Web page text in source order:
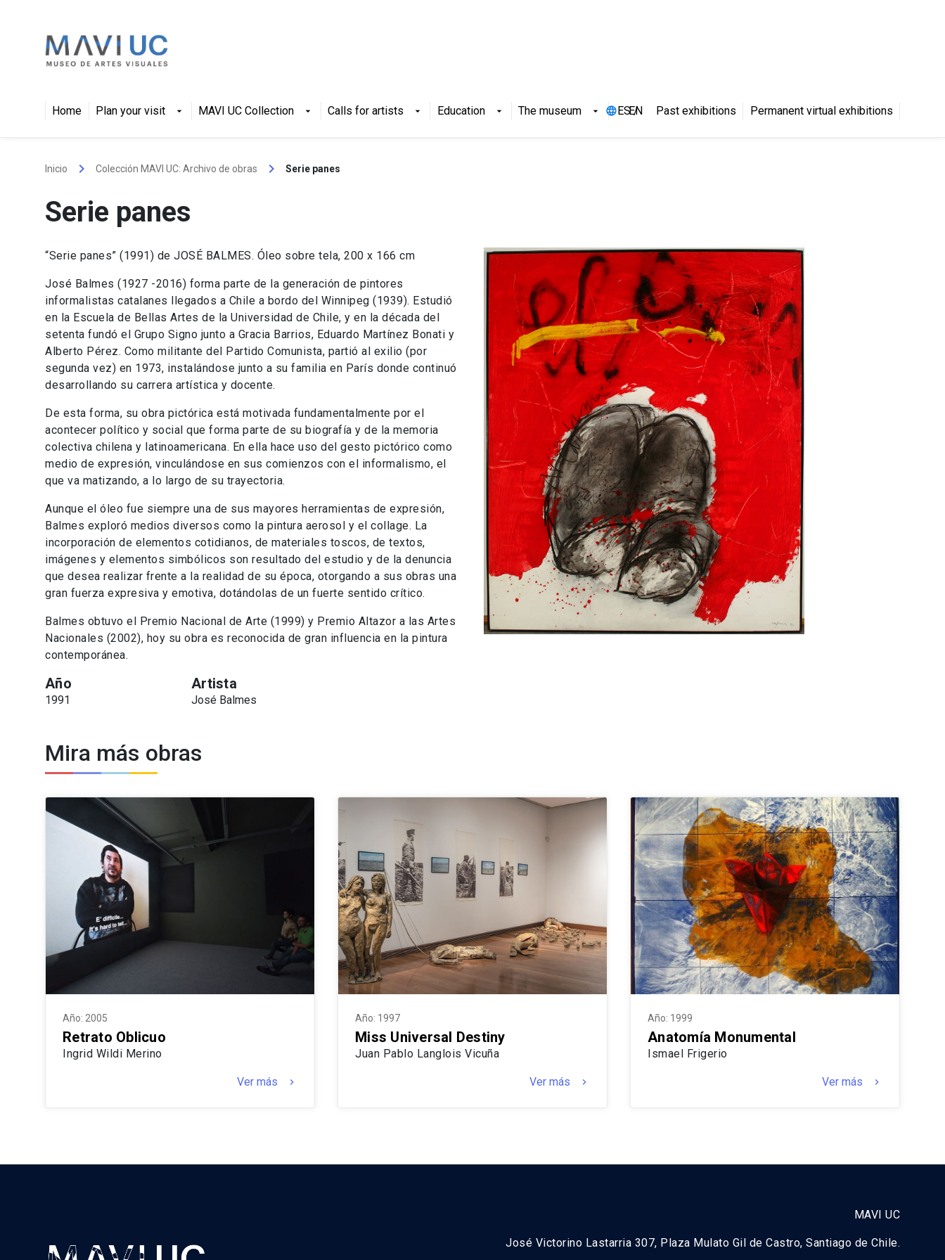
Home Plan your visit arrow_drop_down MAVI UC Collection arrow_drop_down Calls for artists arrow_drop_down Education arrow_drop_down The museum arrow_drop_down ESEN Past exhibitions Permanent virtual exhibitions
Inicio keyboard_arrow_right Colección MAVI UC: Archivo de obras keyboard_arrow_right Serie panes
Serie panes
“Serie panes” (1991) de JOSÉ BALMES. Óleo sobre tela, 200 x 166 cm
José Balmes (1927 -2016) forma parte de la generación de pintores
informalistas catalanes llegados a Chile a bordo del Winnipeg (1939). Estudió
en la Escuela de Bellas Artes de la Universidad de Chile, y en la década del
setenta fundó el Grupo Signo junto a Gracia Barrios, Eduardo Martínez Bonati y
Alberto Pérez. Como militante del Partido Comunista, partió al exilio (por
segunda vez) en 1973, instalándose junto a su familia en París donde continuó
desarrollando su carrera artística y docente.
De esta forma, su obra pictórica está motivada fundamentalmente por el
acontecer político y social que forma parte de su biografía y de la memoria
colectiva chilena y latinoamericana. En ella hace uso del gesto pictórico como
medio de expresión, vinculándose en sus comienzos con el informalismo, el
que va matizando, a lo largo de su trayectoria.
Aunque el óleo fue siempre una de sus mayores herramientas de expresión,
Balmes exploró medios diversos como la pintura aerosol y el collage. La
incorporación de elementos cotidianos, de materiales toscos, de textos,
imágenes y elementos simbólicos son resultado del estudio y de la denuncia
que desea realizar frente a la realidad de su época, otorgando a sus obras una
gran fuerza expresiva y emotiva, dotándolas de un fuerte sentido crítico.
Balmes obtuvo el Premio Nacional de Arte (1999) y Premio Altazor a las Artes
Nacionales (2002), hoy su obra es reconocida de gran influencia en la pintura
contemporánea.
Año
1991
Artista
José Balmes
Mira más obras
Año: 2005
Retrato Oblicuo
Ingrid Wildi Merino
Ver más keyboard_arrow_right
Año: 1997
Miss Universal Destiny
Juan Pablo Langlois Vicuña
Ver más keyboard_arrow_right
Año: 1999
Anatomía Monumental
Ismael Frigerio
Ver más keyboard_arrow_right
MAVI UC
José Victorino Lastarria 307, Plaza Mulato Gil de Castro, Santiago de Chile.